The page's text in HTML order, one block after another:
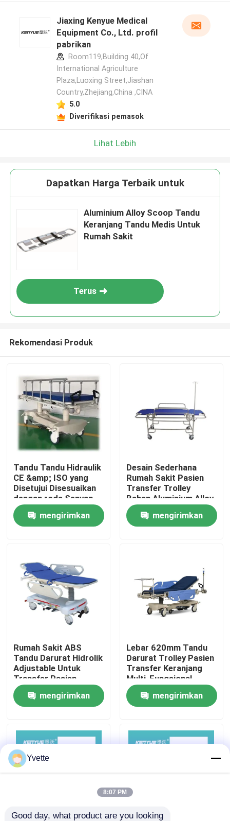
Rumah
Tentang Kami
Kontrol Kualitas
Hubungi Kami
Kasus
Aksesori Meja Kebidanan
Jiaxing Kenyue Medical
Equipment Co., Ltd. profil
pabrikan
Room119,Building 40,Of
International Agriculture
Plaza,Luoxing Street,Jiashan
Country,Zhejiang,China ,CINA
5.0
Diverifikasi pemasok
Lihat Lebih
Dapatkan Harga Terbaik untuk
Aluminium Alloy Scoop Tandu
Keranjang Tandu Medis Untuk
Rumah Sakit
Terus
Rekomendasi Produk
Tandu Tandu Hidraulik
CE &amp; ISO yang
Disetujui Disesuaikan
dengan roda Senyap
mengirimkan
Desain Sederhana
Rumah Sakit Pasien
Transfer Trolley
Bahan Aluminium Alloy
mengirimkan
Rumah Sakit ABS
Tandu Darurat Hidrolik
Adjustable Untuk
Transfer Pasien
mengirimkan
Lebar 620mm Tandu
Darurat Trolley Pasien
Transfer Keranjang
Multi-Fungsional
Trolley Medis Darurat
mengirimkan
Yvette
8:07 PM
Good day, what product are you looking